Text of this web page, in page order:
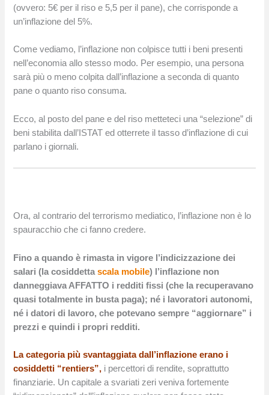
(ovvero: 5€ per il riso e 5,5 per il pane), che corrisponde a
un’inflazione del 5%.
Come vediamo, l’inflazione non colpisce tutti i beni presenti
nell’economia allo stesso modo. Per esempio, una persona
sarà più o meno colpita dall’inflazione a seconda di quanto
pane o quanto riso consuma.
Ecco, al posto del pane e del riso metteteci una “selezione” di
beni stabilita dall’ISTAT ed otterrete il tasso d’inflazione di cui
parlano i giornali.
Ora, al contrario del terrorismo mediatico, l’inflazione non è lo
spauracchio che ci fanno credere.
Fino a quando è rimasta in vigore l’indicizzazione dei
salari (la cosiddettascala mobile) l’inflazione non
danneggiava AFFATTO i redditi fissi (che la recuperavano
quasi totalmente in busta paga); né i lavoratori autonomi,
né i datori di lavoro, che potevano sempre “aggiornare” i
prezzi e quindi i propri redditi.
La categoria più svantaggiata dall’inflazione erano i
cosiddetti “rentiers”, i percettori di rendite, soprattutto
finanziarie. Un capitale a svariati zeri veniva fortemente